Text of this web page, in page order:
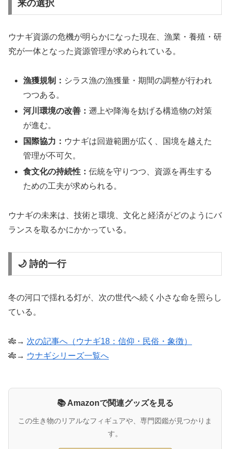
来の選択
ウナギ資源の危機が明らかになった現在、漁業・養殖・研
究が一体となった資源管理が求められている。
漁獲規制： シラス漁の漁獲量・期間の調整が行われ
つつある。
河川環境の改善：遡上や降海を妨げる構造物の対策
が進む。
国際協力： ウナギは回遊範囲が広く、国境を越えた
管理が不可欠。
食文化の持続性：伝統を守りつつ、資源を再生する
ための工夫が求められる。
ウナギの未来は、技術と環境、文化と経済がどのようにバ
ランスを取るかにかかっている。
🌙 詩的一行
冬の河口で揺れる灯が、次の世代へ続く小さな命を照らし
ている。
🎋→ 次の記事へ（ウナギ18：信仰・民俗・象徴）
🎋→ ウナギシリーズ一覧へ
📚 Amazonで関連グッズを見る
この生き物のリアルなフィギュアや、専門図鑑が見つかりま
す。